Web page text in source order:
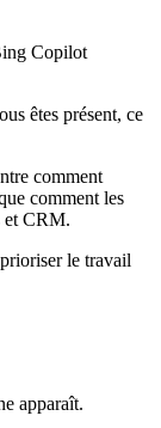
Copilot
êtes présent, ce
comment
comment les
et CRM.
le travail
apparaît.